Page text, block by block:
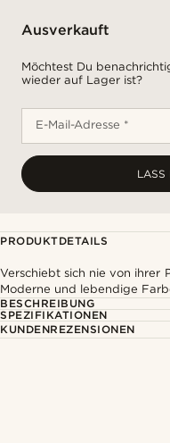
Ausverkauft
Möchtest Du
wieder auf Lager ist?
E-Mail-Adresse *
LASS
PRODUKTDETAILS
Verschiebt sich nie von ihrer
Moderne und lebendige
BESCHREIBUNG
SPEZIFIKATIONEN
KUNDENREZENSIONEN